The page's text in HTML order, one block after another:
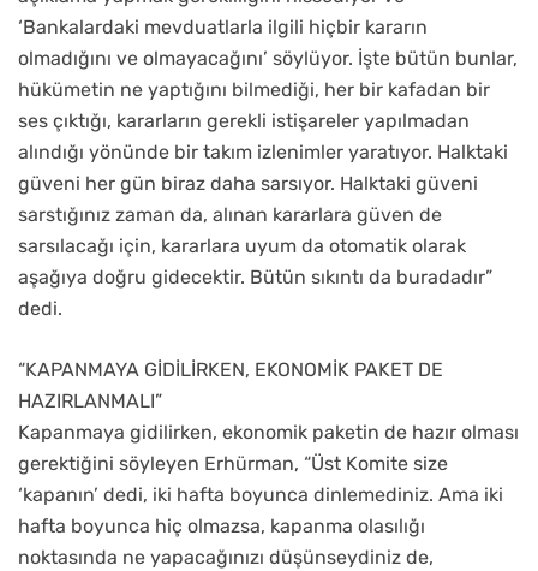
‘Bankalardaki mevduatlarla ilgili hiçbir kararın
olmadığını ve olmayacağını’ söylüyor. İşte bütün bunlar,
hükümetin ne yaptığını bilmediği, her bir kafadan bir
ses çıktığı, kararların gerekli istişareler yapılmadan
alındığı yönünde bir takım izlenimler yaratıyor. Halktaki
güveni her gün biraz daha sarsıyor. Halktaki güveni
sarstığınız zaman da, alınan kararlara güven de
sarsılacağı için, kararlara uyum da otomatik olarak
aşağıya doğru gidecektir. Bütün sıkıntı da buradadır”
dedi.
“KAPANMAYA GİDİLİRKEN, EKONOMİK PAKET DE
HAZIRLANMALI”
Kapanmaya gidilirken, ekonomik paketin de hazır olması
gerektiğini söyleyen Erhürman, “Üst Komite size
‘kapanın’ dedi, iki hafta boyunca dinlemediniz. Ama iki
hafta boyunca hiç olmazsa, kapanma olasılığı
noktasında ne yapacağınızı düşünseydiniz de,